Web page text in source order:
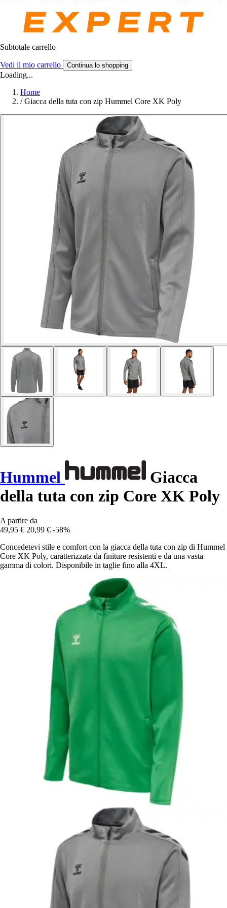
Subtotale carrello
Vedi il mio carrello Continua lo shopping
Loading...
Home
/ Giacca della tuta con zip Hummel Core XK Poly
Hummel
Giacca
della tuta con zip Core XK Poly
A partire da
49,95 € 20,99 € -58%
Concedetevi stile e comfort con la giacca della tuta con zip di Hummel
Core XK Poly, caratterizzata da finiture resistenti e da una vasta
gamma di colori. Disponibile in taglie fino alla 4XL.